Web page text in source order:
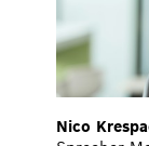
Nico